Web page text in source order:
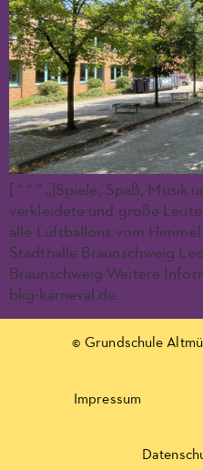
[ “ “ “ „]Spiele, Spaß,
verkleidete und große
alle Luftballons vom
Stadthalle Braunschweig
Braunschweig Weitere
bkg-karneval.de.
© Grundschule
Impressum